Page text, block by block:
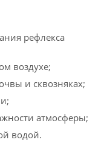
рефлекса
воздухе;
и сквозняках;
атмосферы;
водой.